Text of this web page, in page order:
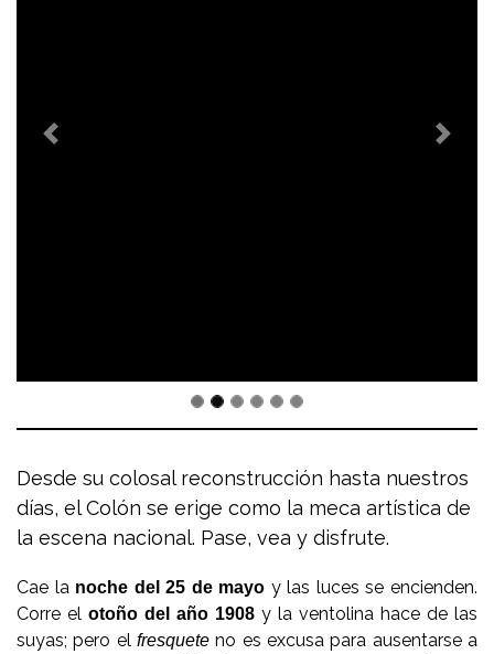
Desde su colosal reconstrucción hasta nuestros
días, el Colón se erige como la meca artística de
la escena nacional. Pase, vea y disfrute.
Cae la noche del 25 de mayo y las luces se encienden.
Corre el otoño del año 1908 y la ventolina hace de las
suyas; pero el fresquete no es excusa para ausentarse a